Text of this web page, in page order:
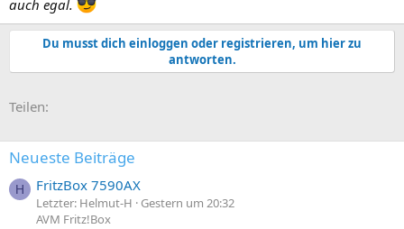
auch egal.
Du musst dich einloggen oder registrieren, um hier zu
antworten.
Teilen:
Neueste Beiträge
H FritzBox 7590AX
Letzter: Helmut-H
Gestern um 20:32
AVM Fritz!Box